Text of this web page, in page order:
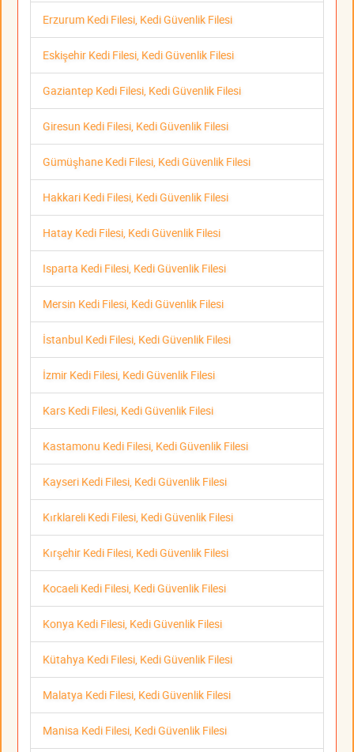
Erzurum Kedi Filesi, Kedi Güvenlik Filesi
Eskişehir Kedi Filesi, Kedi Güvenlik Filesi
Gaziantep Kedi Filesi, Kedi Güvenlik Filesi
Giresun Kedi Filesi, Kedi Güvenlik Filesi
Gümüşhane Kedi Filesi, Kedi Güvenlik Filesi
Hakkari Kedi Filesi, Kedi Güvenlik Filesi
Hatay Kedi Filesi, Kedi Güvenlik Filesi
Isparta Kedi Filesi, Kedi Güvenlik Filesi
Mersin Kedi Filesi, Kedi Güvenlik Filesi
İstanbul Kedi Filesi, Kedi Güvenlik Filesi
İzmir Kedi Filesi, Kedi Güvenlik Filesi
Kars Kedi Filesi, Kedi Güvenlik Filesi
Kastamonu Kedi Filesi, Kedi Güvenlik Filesi
Kayseri Kedi Filesi, Kedi Güvenlik Filesi
Kırklareli Kedi Filesi, Kedi Güvenlik Filesi
Kırşehir Kedi Filesi, Kedi Güvenlik Filesi
Kocaeli Kedi Filesi, Kedi Güvenlik Filesi
Konya Kedi Filesi, Kedi Güvenlik Filesi
Kütahya Kedi Filesi, Kedi Güvenlik Filesi
Malatya Kedi Filesi, Kedi Güvenlik Filesi
Manisa Kedi Filesi, Kedi Güvenlik Filesi